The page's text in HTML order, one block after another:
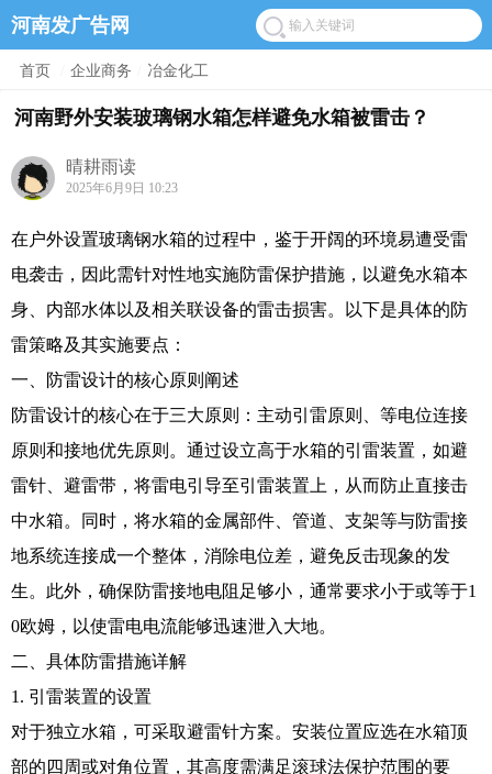
河南发广告网
首页 企业商务 冶金化工
河南野外安装玻璃钢水箱怎样避免水箱被雷击？
晴耕雨读
2025年6月9日 10:23
在户外设置玻璃钢水箱的过程中，鉴于开阔的环境易遭受雷
电袭击，因此需针对性地实施防雷保护措施，以避免水箱本
身、内部水体以及相关联设备的雷击损害。以下是具体的防
雷策略及其实施要点：
一、防雷设计的核心原则阐述
防雷设计的核心在于三大原则：主动引雷原则、等电位连接
原则和接地优先原则。通过设立高于水箱的引雷装置，如避
雷针、避雷带，将雷电引导至引雷装置上，从而防止直接击
中水箱。同时，将水箱的金属部件、管道、支架等与防雷接
地系统连接成一个整体，消除电位差，避免反击现象的发
生。此外，确保防雷接地电阻足够小，通常要求小于或等于1
0欧姆，以使雷电电流能够迅速泄入大地。
二、具体防雷措施详解
1. 引雷装置的设置
对于独立水箱，可采取避雷针方案。安装位置应选在水箱顶
部的四周或对角位置，其高度需满足滚球法保护范围的要